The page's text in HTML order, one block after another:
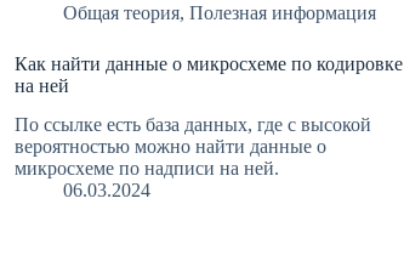
Общая теория,Полезная информация
Как найти данные о микросхеме по кодировке
на ней
По ссылке есть база данных, где с высокой
вероятностью можно найти данные о
микросхеме по надписи на ней.
06.03.2024